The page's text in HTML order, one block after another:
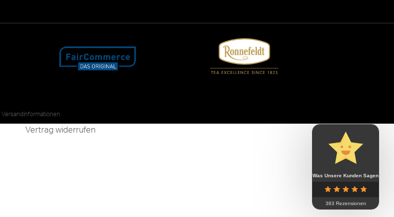
Versandinformationen
Vertrag widerrufen
Was Unsere Kunden Sagen
383 Rezensionen